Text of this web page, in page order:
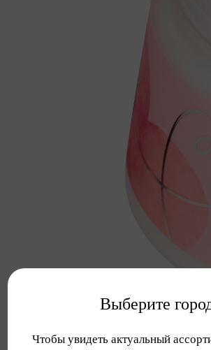
Выберите
Чтобы увидеть актуальный